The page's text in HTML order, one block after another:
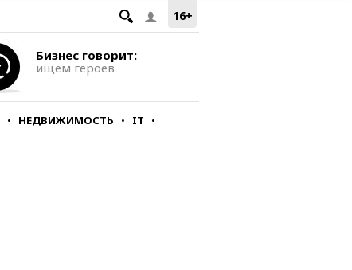
16+
Бизнес говорит:
ищем героев
НЕДВИЖИМОСТЬ IT